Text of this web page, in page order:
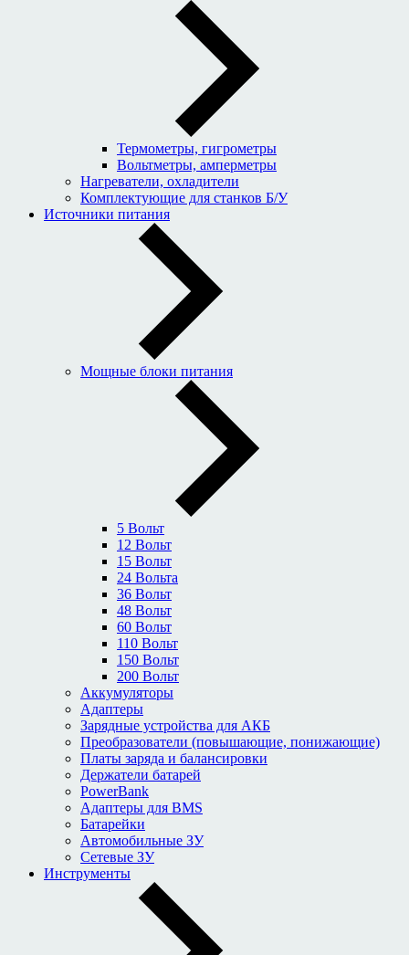
Термометры, гигрометры
Вольтметры, амперметры
Нагреватели, охладители
Комплектующие для станков Б/У
Источники питания
Мощные блоки питания
5 Вольт
12 Вольт
15 Вольт
24 Вольта
36 Вольт
48 Вольт
60 Вольт
110 Вольт
150 Вольт
200 Вольт
Аккумуляторы
Адаптеры
Зарядные устройства для АКБ
Преобразователи (повышающие, понижающие)
Платы заряда и балансировки
Держатели батарей
PowerBank
Адаптеры для BMS
Батарейки
Автомобильные ЗУ
Сетевые ЗУ
Инструменты